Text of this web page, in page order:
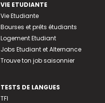
VIE ETUDIANTE
Vie Etudiante
Bourses et prêts étudiants
Logement Etudiant
Jobs Etudiant et Alternance
Trouve ton job saisonnier
TESTS DE LANGUES
TFI